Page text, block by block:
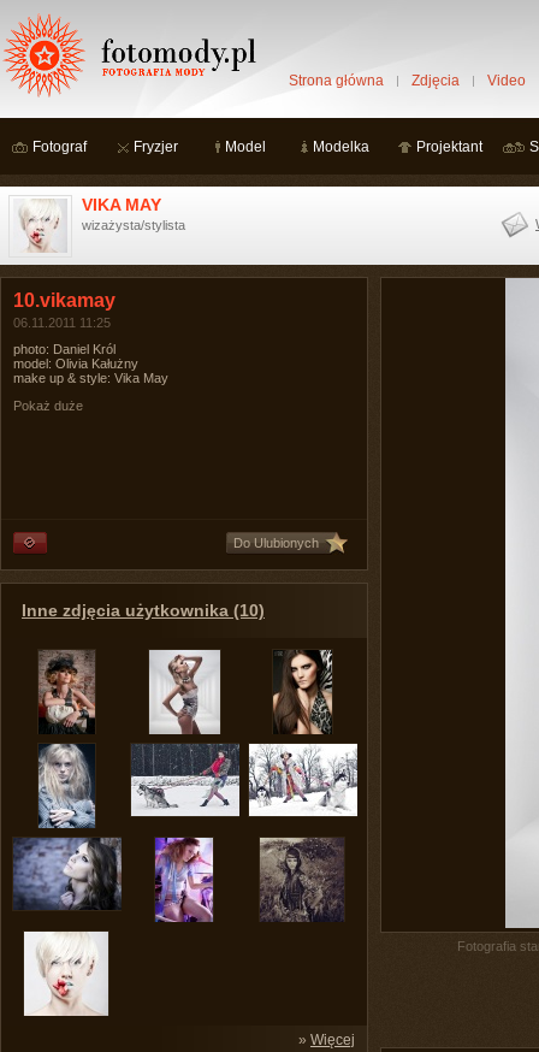
Strona główna Zdjęcia Video
Fotograf Fryzjer Model Modelka Projektant
VIKA MAY
wizażysta/stylista
10.vikamay
06.11.2011 11:25
photo: Daniel Król
model: Olivia Kałużny
make up & style: Vika May
Pokaż duże
Do Ulubionych
Inne zdjęcia użytkownika (10)
» Więcej
Fotografia